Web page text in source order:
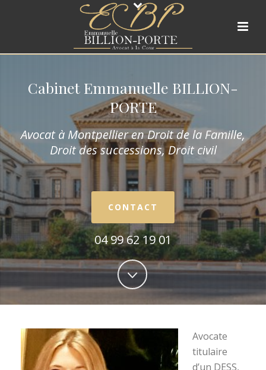
Cabinet Emmanuelle BILLION-
PORTE
Avocat à Montpellier en Droit de la Famille,
Droit des successions, Droit civil
CONTACT
04 99 62 19 01
Avocate
titulaire
d’un DESS,